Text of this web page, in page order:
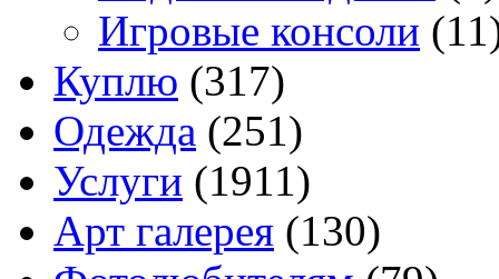
Игровые консоли
Куплю (317)
Одежда (251)
Услуги (1911)
Арт галерея (130)